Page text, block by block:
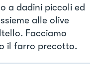
a dadini piccoli ed
alle olive
Facciamo
il farro precotto.